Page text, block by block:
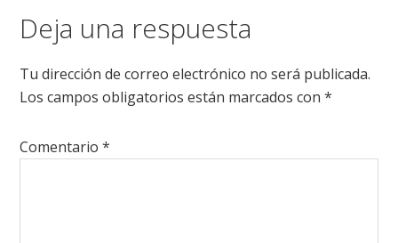
Deja una respuesta
Tu dirección de correo electrónico no será publicada.
Los campos obligatorios están marcados con*
Comentario*